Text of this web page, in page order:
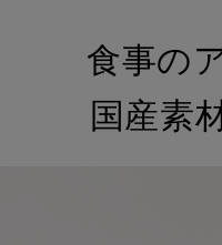
食事の
国産素